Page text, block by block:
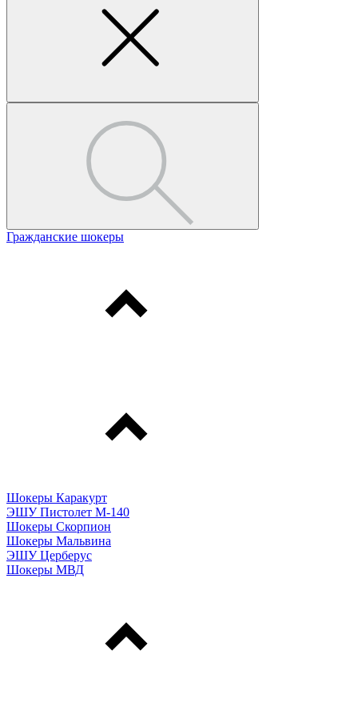
Гражданские шокеры
Шокеры Каракурт
ЭШУ Пистолет М-140
Шокеры Скорпион
Шокеры Мальвина
ЭШУ Церберус
Шокеры МВД